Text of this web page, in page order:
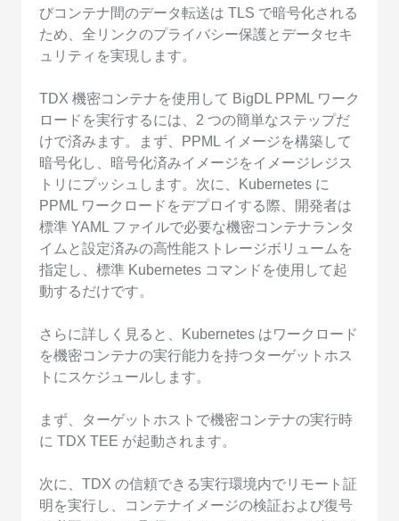
びコンテナ間のデータ転送は TLS で暗号化される
ため、全リンクのプライバシー保護とデータセキ
ュリティを実現します。
TDX 機密コンテナを使用して BigDL PPML ワーク
ロードを実行するには、2 つの簡単なステップだ
けで済みます。まず、PPML イメージを構築して
暗号化し、暗号化済みイメージをイメージレジス
トリにプッシュします。次に、Kubernetes に
PPML ワークロードをデプロイする際、開発者は
標準 YAML ファイルで必要な機密コンテナランタ
イムと設定済みの高性能ストレージボリュームを
指定し、標準 Kubernetes コマンドを使用して起
動するだけです。
さらに詳しく見ると、Kubernetes はワークロード
を機密コンテナの実行能力を持つターゲットホス
トにスケジュールします。
まず、ターゲットホストで機密コンテナの実行時
に TDX TEE が起動されます。
次に、TDX の信頼できる実行環境内でリモート証
明を実行し、コンテナイメージの検証および復号